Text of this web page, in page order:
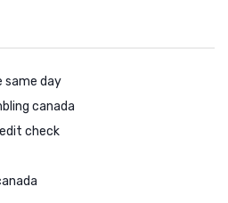
same day
canada
check